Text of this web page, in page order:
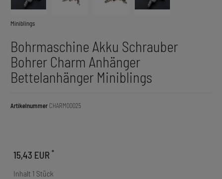
Miniblings
Bohrmaschine Akku Schrauber
Bohrer Charm Anhänger
Bettelanhänger Miniblings
Artikelnummer CHARM00025
15,43 EUR *
Inhalt 1 Stück